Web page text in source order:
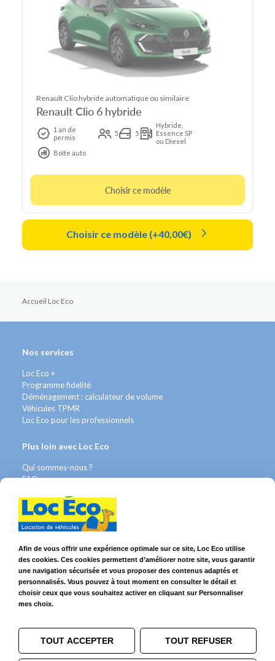
Renault Clio hybride automatique ou similaire
Renault Clio 6 hybride
1 an de
permis
5 5
Hybride,
Essence SP
ou Diesel
Boîte auto
Choisir ce modèle
Choisir ce modèle (+40,00€)
Accueil Loc Eco
Nos services
Loc Eco +
Programme fidelité
Déménagement : calculateur de volume
Véhicules TPMR
Loc Eco pour les professionnels
Plus loin avec Loc Eco
Qui sommes-nous ?
FAQ
Nous recrutons
Avis Clients
Franchises & Assurances
Conditions Générales
Données personnelles
Mentions Légales
Cookies
Afin de vous offrir une expérience optimale sur ce site, Loc Eco utilise
des cookies. Ces cookies permettent d’améliorer notre site, vous garantir
une navigation sécurisée et vous proposer des contenus adaptés et
personnalisés. Vous pouvez à tout moment en consulter le détail et
choisir ceux que vous souhaitez activer en cliquant sur Personnaliser
mes choix.
TOUT ACCEPTER TOUT REFUSER